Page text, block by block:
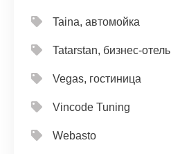
Taina, автомойка
Tatarstan, бизнес-отель
Vegas, гостиница
Vincode Tuning
Webasto